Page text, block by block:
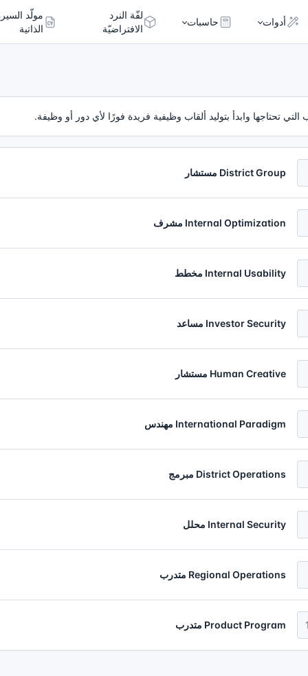
أدوات حاسبات
لفّة النرد
الافتراضيّة
مولّد
الذاتية
تحتاجها وابدأ بتوليد ألقاب وظيفية فريدة فورًا لأي دور أو وظيفة.
District Group مستشار
Internal Optimization مشرف
Internal Usability مخطط
Investor Security مساعد
Human Creative مستشار
International Paradigm مهندس
District Operations مبرمج
Internal Security محلل
Regional Operations متدرب
Product Program متدرب